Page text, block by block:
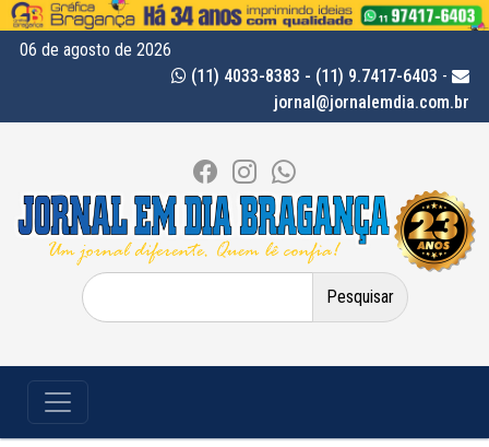
06 de agosto de 2026
(11) 4033-8383 - (11) 9.7417-6403 -
jornal@jornalemdia.com.br
Pesquisar
por: